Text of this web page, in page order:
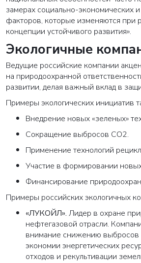
замерах социально-экономических
факторов, которые изменяются при
концепции устойчивого развития».
Экологичные
Ведущие российские компании
на природоохранной
развитии, делая важный вклад в
Примеры экологических инициатив
Внедрение новых «зеленых»
Сокращение выбросов СО2.
Применение технологий
Участие в формировании
Финансирование
Примеры российских экологичных
«ЛУКОЙЛ». Лидер в охране
нефтегазовой отрасли.
внимание снижению выбросов
экономии энергетических
отходов и рекультивации